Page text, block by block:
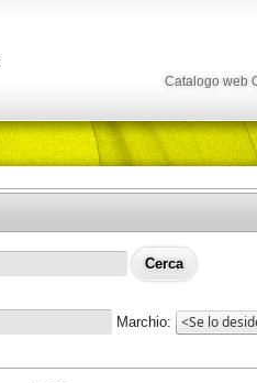
Catalogo web
Marchio: